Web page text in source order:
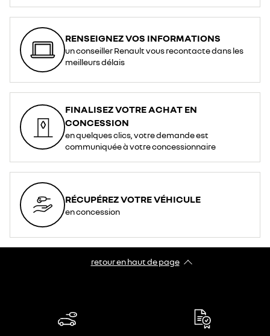
RENSEIGNEZ VOS INFORMATIONS
un conseiller Renault vous recontacte dans les
meilleurs délais
FINALISEZ VOTRE ACHAT EN
CONCESSION
en quelques clics, votre demande est
communiquée à votre concessionnaire
RÉCUPÉREZ VOTRE VÉHICULE
en concession
retour en haut de page​